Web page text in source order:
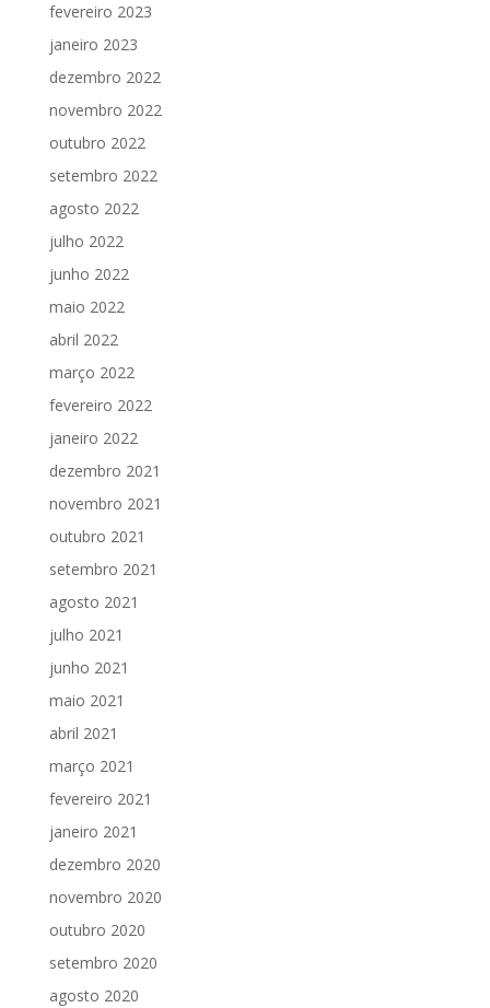
fevereiro 2023
janeiro 2023
dezembro 2022
novembro 2022
outubro 2022
setembro 2022
agosto 2022
julho 2022
junho 2022
maio 2022
abril 2022
março 2022
fevereiro 2022
janeiro 2022
dezembro 2021
novembro 2021
outubro 2021
setembro 2021
agosto 2021
julho 2021
junho 2021
maio 2021
abril 2021
março 2021
fevereiro 2021
janeiro 2021
dezembro 2020
novembro 2020
outubro 2020
setembro 2020
agosto 2020